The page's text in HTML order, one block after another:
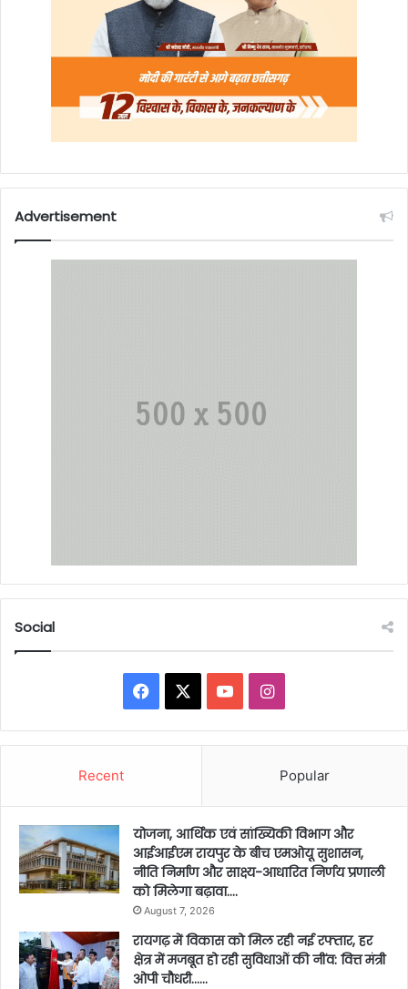
Advertisement
Social
Facebook YouTubeInstagram
Recent Popular
योजना, आर्थिक एवं सांख्यिकी विभाग और
आईआईएम रायपुर के बीच एमओयू सुशासन,
नीति निर्माण और साक्ष्य-आधारित निर्णय प्रणाली
को मिलेगा बढ़ावा….
August 7, 2026
रायगढ़ में विकास को मिल रही नई रफ्तार, हर
क्षेत्र में मजबूत हो रही सुविधाओं की नींव: वित्त मंत्री
ओपी चौधरी……